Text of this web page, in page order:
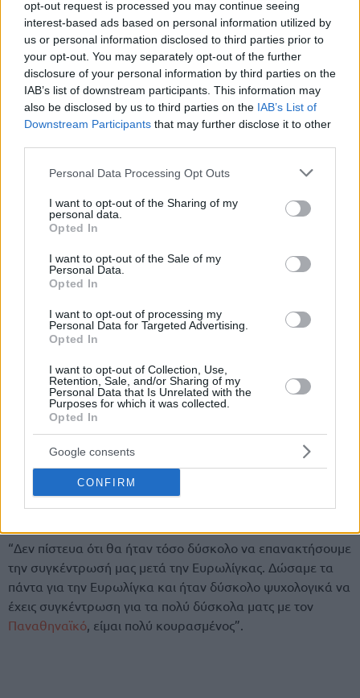
opt-out request is processed you may continue seeing
interest-based ads based on personal information utilized by
us or personal information disclosed to third parties prior to
your opt-out. You may separately opt-out of the further
disclosure of your personal information by third parties on the
IAB’s list of downstream participants. This information may
also be disclosed by us to third parties on the IAB’s List of
Downstream Participants that may further disclose it to other
Please note that this website/app uses one or more Google
not limited to your visit or usage behaviour. You may click to
grant or deny consent to Google and its third-party tags to
use your data for below specified purposes in below Google
consent section.
Personal Data Processing Opt Outs
I want to opt-out of the Sharing of my
personal data.
Opted In
I want to opt-out of the Sale of my
Personal Data.
Opted In
I want to opt-out of processing my
Personal Data for Targeted Advertising.
Opted In
I want to opt-out of Collection, Use,
Retention, Sale, and/or Sharing of my
Personal Data that Is Unrelated with the
Purposes for which it was collected.
Opted In
Google consents
CONFIRM
“Δεν πίστευα ότι θα ήταν τόσο δύσκολο να επανακτήσουμε
την συγκέντρωσή μας μετά την Ευρωλίγκας. Δώσαμε τα
πάντα για την Ευρωλίγκα και ήταν δύσκολο ψυχολογικά να
έχεις συγκέντρωση για τα πολύ δύσκολα ματς με τον
Παναθηναϊκό , είμαι πολύ κουρασμένος”.